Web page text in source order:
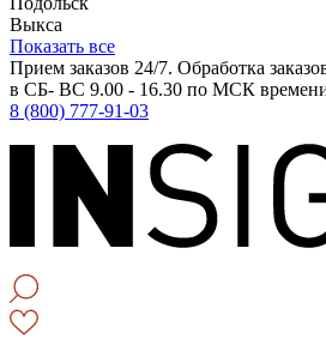
Выкса
Показать все
Прием заказов 24/7. Обработка
в СБ- ВС 9.00 - 16.30 по МСК
8 (800) 777-91-03